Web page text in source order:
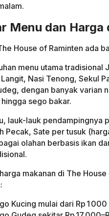
Menu dan Harga
House of Raminten ada
menu utama tradisional
Nasi Tenong, Sekul
dengan banyak varian
sego bakar.
lauk-lauk pendampingnya
Pecak, Sate per tusuk
olahan berbasis ikan
makanan di The
Kucing mulai dari Rp 1